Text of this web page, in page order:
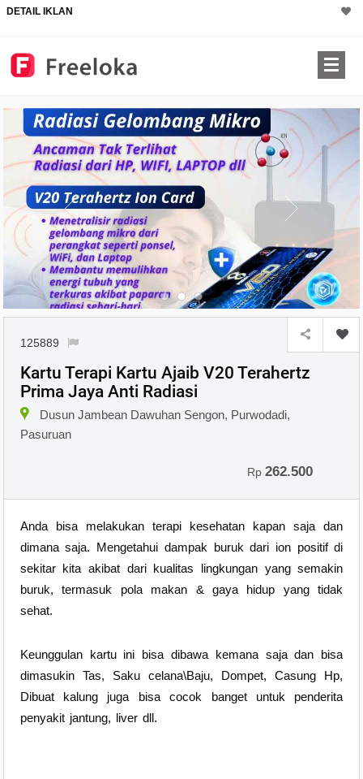
DETAIL IKLAN
125889
Kartu Terapi Kartu Ajaib V20 Terahertz
Prima Jaya Anti Radiasi
Dusun Jambean Dawuhan Sengon, Purwodadi,
Pasuruan
Rp262.500
Anda bisa melakukan terapi kesehatan kapan saja dan
dimana saja. Mengetahui dampak buruk dari ion positif di
sekitar kita akibat dari kualitas lingkungan yang semakin
buruk, termasuk pola makan & gaya hidup yang tidak
sehat.
Keunggulan kartu ini bisa dibawa kemana saja dan bisa
dimasukin Tas, Saku celana\Baju, Dompet, Casung Hp,
Dibuat kalung juga bisa cocok banget untuk penderita
penyakit jantung, liver dll.